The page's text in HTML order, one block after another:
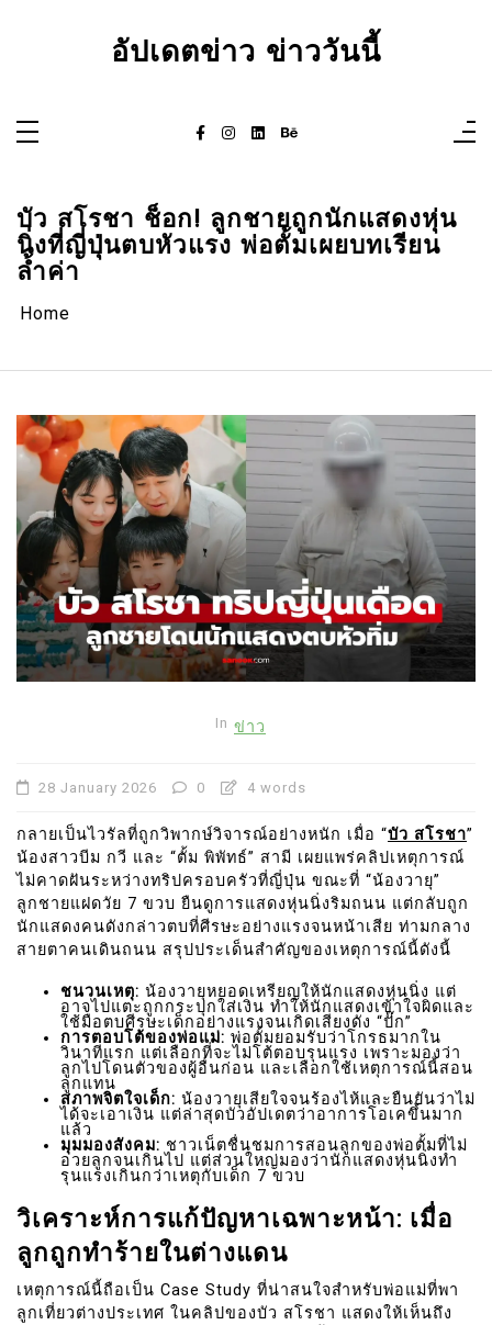
อัปเดตข่าว ข่าววันนี้
บัว สโรชา ช็อก! ลูกชายถูกนักแสดงหุ่น
นิ่งที่ญี่ปุ่นตบหัวแรง พ่อตั้มเผยบทเรียน
ล้ำค่า
Home
In ข่าว
28 January 2026 0 4 words
กลายเป็นไวรัลที่ถูกวิพากษ์วิจารณ์อย่างหนัก เมื่อ “บัว สโรชา”
น้องสาวบีม กวี และ “ตั้ม พิพัทธ์” สามี เผยแพร่คลิปเหตุการณ์
ไม่คาดฝันระหว่างทริปครอบครัวที่ญี่ปุ่น ขณะที่ “น้องวายุ”
ลูกชายแฝดวัย 7 ขวบ ยืนดูการแสดงหุ่นนิ่งริมถนน แต่กลับถูก
นักแสดงคนดังกล่าวตบที่ศีรษะอย่างแรงจนหน้าเสีย ท่ามกลาง
สายตาคนเดินถนน สรุปประเด็นสำคัญของเหตุการณ์นี้ดังนี้
ชนวนเหตุ: น้องวายุหยอดเหรียญให้นักแสดงหุ่นนิ่ง แต่
อาจไปแตะถูกกระปุกใส่เงิน ทำให้นักแสดงเข้าใจผิดและ
ใช้มือตบศีรษะเด็กอย่างแรงจนเกิดเสียงดัง “ปั๊ก”
การตอบโต้ของพ่อแม่: พ่อตั้มยอมรับว่าโกรธมากใน
วินาทีแรก แต่เลือกที่จะไม่โต้ตอบรุนแรง เพราะมองว่า
ลูกไปโดนตัวของผู้อื่นก่อน และเลือกใช้เหตุการณ์นี้สอน
ลูกแทน
สภาพจิตใจเด็ก: น้องวายุเสียใจจนร้องไห้และยืนยันว่าไม่
ได้จะเอาเงิน แต่ล่าสุดบัวอัปเดตว่าอาการโอเคขึ้นมาก
แล้ว
มุมมองสังคม: ชาวเน็ตชื่นชมการสอนลูกของพ่อตั้มที่ไม่
อวยลูกจนเกินไป แต่ส่วนใหญ่มองว่านักแสดงหุ่นนิ่งทำ
รุนแรงเกินกว่าเหตุกับเด็ก 7 ขวบ
วิเคราะห์การแก้ปัญหาเฉพาะหน้า: เมื่อ
ลูกถูกทำร้ายในต่างแดน
เหตุการณ์นี้ถือเป็น Case Study ที่น่าสนใจสำหรับพ่อแม่ที่พา
ลูกเที่ยวต่างประเทศ ในคลิปของบัว สโรชา แสดงให้เห็นถึง